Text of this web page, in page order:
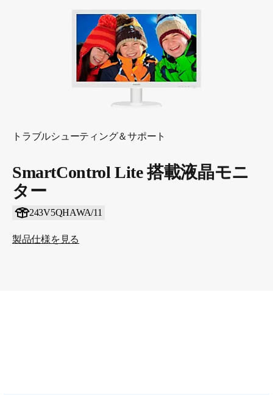
トラブルシューティング＆サポート
SmartControl Lite 搭載液晶モニ
ター
243V5QHAWA/11
製品仕様を見る